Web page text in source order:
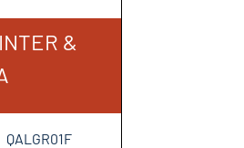
&
QALGR01F